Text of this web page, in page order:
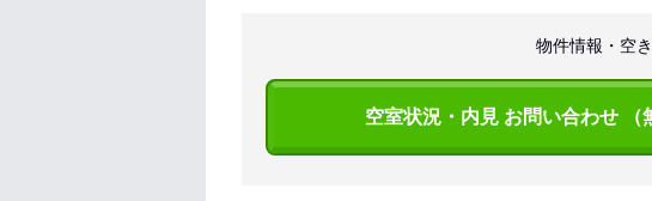
物件情報・空
空室状況・内見 お問い合わせ （